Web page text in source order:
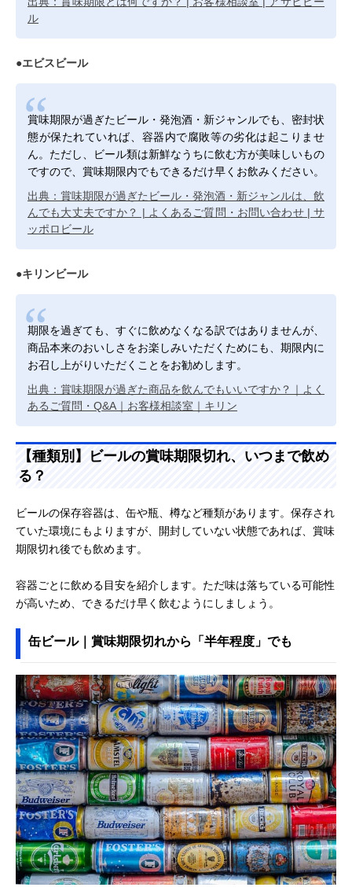
ル
●エビスビール
賞味期限が過ぎたビール・発泡酒・新ジャンルでも、密封状
態が保たれていれば、容器内で腐敗等の劣化は起こりませ
ん。ただし、ビール類は新鮮なうちに飲む方が美味しいもの
ですので、賞味期限内でもできるだけ早くお飲みください。
出典：賞味期限が過ぎたビール・発泡酒・新ジャンルは、飲
んでも大丈夫ですか？ | よくあるご質問・お問い合わせ | サ
ッポロビール
●キリンビール
期限を過ぎても、すぐに飲めなくなる訳ではありませんが、
商品本来のおいしさをお楽しみいただくためにも、期限内に
お召し上がりいただくことをお勧めします。
出典：賞味期限が過ぎた商品を飲んでもいいですか？｜よく
あるご質問・Q&A｜お客様相談室｜キリン
【種類別】ビールの賞味期限切れ、いつまで飲め
る？
ビールの保存容器は、缶や瓶、樽など種類があります。保存され
ていた環境にもよりますが、開封していない状態であれば、賞味
期限切れ後でも飲めます。
容器ごとに飲める目安を紹介します。ただ味は落ちている可能性
が高いため、できるだけ早く飲むようにしましょう。
缶ビール｜賞味期限切れから「半年程度」でも